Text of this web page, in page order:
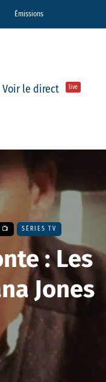
Émissions
Voir le direct live
📺 SÉRIES TV
: Les
Jones